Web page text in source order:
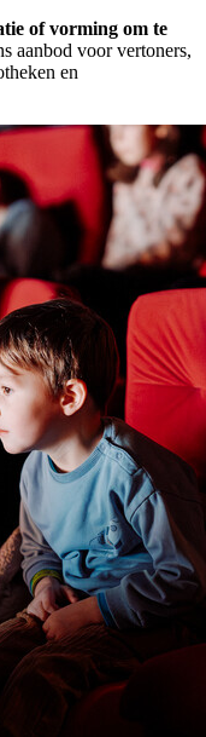
of vorming om te
aanbod voor vertoners,
en